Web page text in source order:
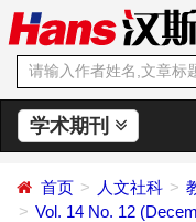
学术期刊
首页 人文社科
Vol. 14 No. 12